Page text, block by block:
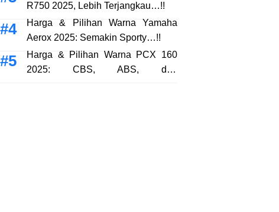
R750 2025, Lebih Terjangkau…!!
Harga & Pilihan Warna Yamaha
Aerox 2025: Semakin Sporty…!!
Harga & Pilihan Warna PCX 160
2025: CBS, ABS, dan